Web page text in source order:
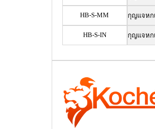
HB-S-MM กุญแจหก
HB-S-IN กุญแจหก